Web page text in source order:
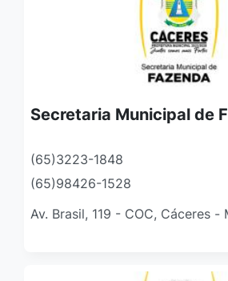
Secretaria Municipal de
(65)3223-1848
(65)98426-1528
Av. Brasil, 119 - COC, Cáceres -